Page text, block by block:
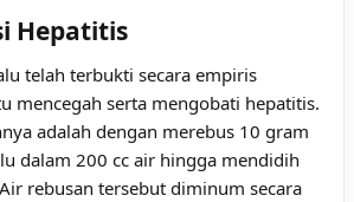
Hepatitis
telah terbukti secara empiris
mencegah serta mengobati hepatitis.
adalah dengan merebus 10 gram
dalam 200 cc air hingga mendidih
rebusan tersebut diminum secara